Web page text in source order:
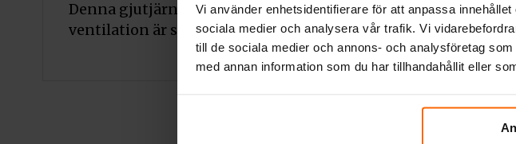
Vi använder enhetsidentifierare för att anpassa
sociala medier och analysera vår trafik. Vi
till de sociala medier och annons- och analysföretag
med annan information som du har tillhandahållit eller
Denna gjutjärnskamin kan antingen anslutas bakifrån eller
ventilation är spisen förberedd för uteluftsanslutning.